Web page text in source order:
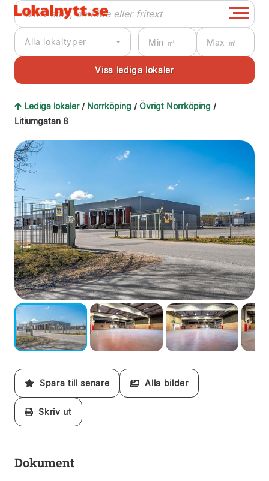
Alla lokaltyper
Lediga lokaler / Norrköping /Övrigt Norrköping /
Litiumgatan 8
Spara till senare Alla bilder
Skriv ut
Dokument